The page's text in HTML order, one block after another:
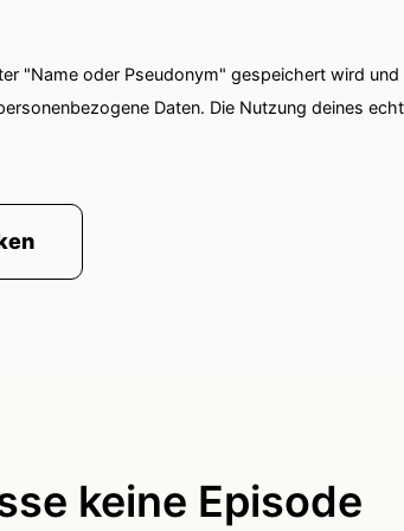
Ja.
genervt, dann habe ich dich gebeten
"Name oder Pseudonym" gespeichert wird
Daten. Die Nutzung deines
keine Episode